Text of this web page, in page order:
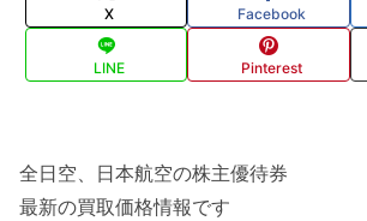
X Facebook
LINE Pinterest
全日空、日本航空の株主優待券
最新の買取価格情報です